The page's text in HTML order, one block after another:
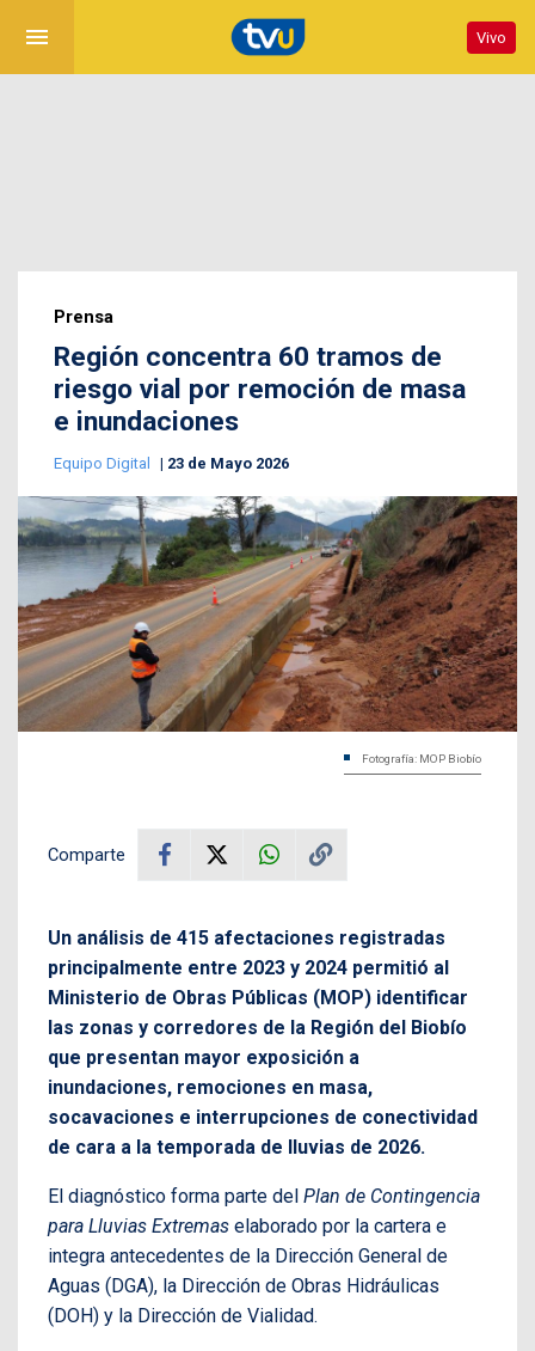
menu Vivo
Prensa
Región concentra 60 tramos de
riesgo vial por remoción de masa
e inundaciones
Equipo Digital 23 de Mayo 2026
Fotografía: MOP Biobío
Comparte
Un análisis de 415 afectaciones registradas
principalmente entre 2023 y 2024 permitió al
Ministerio de Obras Públicas (MOP) identificar
las zonas y corredores de la Región del Biobío
que presentan mayor exposición a
inundaciones, remociones en masa,
socavaciones e interrupciones de conectividad
de cara a la temporada de lluvias de 2026.
El diagnóstico forma parte del Plan de Contingencia
para Lluvias Extremas elaborado por la cartera e
integra antecedentes de la Dirección General de
Aguas (DGA), la Dirección de Obras Hidráulicas
(DOH) y la Dirección de Vialidad.